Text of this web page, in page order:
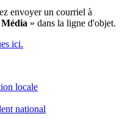
envoyer un courriel à
Média » dans la ligne d'objet.
ici.
locale
national